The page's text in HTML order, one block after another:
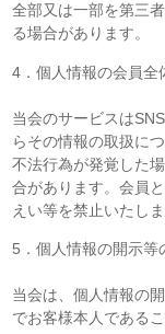
全部又は一部を第三
る場合があります。
4．個人情報の会員全
当会のサービスは
らその情報の取扱に
不法行為が発覚した
合があります。会員
えい等を禁止いたしま
5．個人情報の開示等
当会は、個人情報の
でお客様本人である